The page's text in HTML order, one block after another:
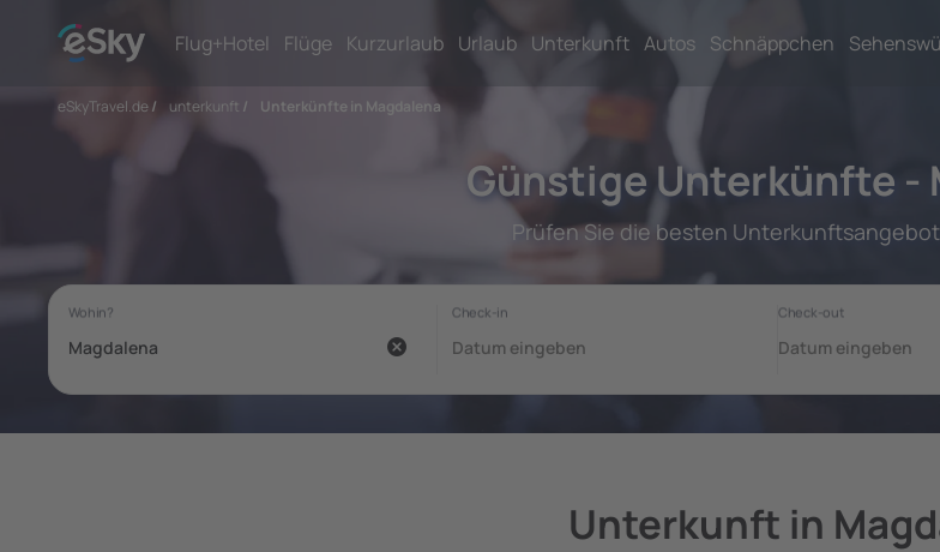
Flug+Hotel Flüge Kurzurlaub Urlaub Unterkunft Autos Schnäppchen
eSkyTravel.de/ unterkunft / Unterkünfte in Magdalena
Günstige Unterkünfte -
Prüfen Sie die besten
Unterkunft in